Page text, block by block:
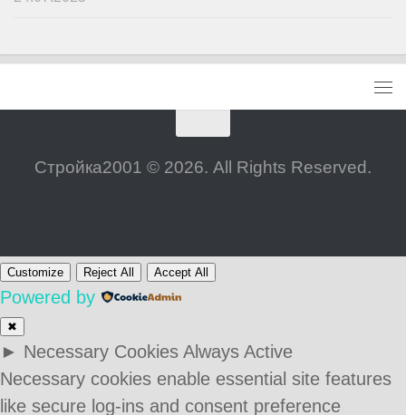
Стройка2001 © 2026. All Rights Reserved.
Customize Reject All Accept All
Powered by
✖
► Necessary Cookies Always Active
Necessary cookies enable essential site features
like secure log-ins and consent preference